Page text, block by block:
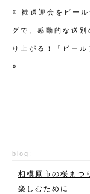
« 歓送迎会をビー
グで、感動的な送別
り上がる！「ビー
»
blog:
相模原市の桜まつ
楽しむために